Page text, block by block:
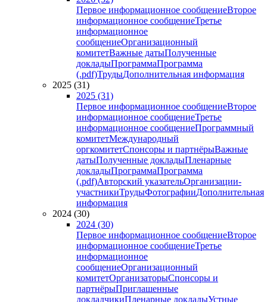
Первое информационное сообщениеВторое
информационное сообщениеТретье
информационное
сообщениеОрганизационный
комитетВажные датыПолученные
докладыПрограммаПрограмма
(.pdf)ТрудыДополнительная информация
2025 (31)
2025 (31)
Первое информационное сообщениеВторое
информационное сообщениеТретье
информационное сообщениеПрограммный
комитетМеждународный
оргкомитетСпонсоры и партнёрыВажные
датыПолученные докладыПленарные
докладыПрограммаПрограмма
(.pdf)Авторский указательОрганизации-
участникиТрудыФотографииДополнительная
информация
2024 (30)
2024 (30)
Первое информационное сообщениеВторое
информационное сообщениеТретье
информационное
сообщениеОрганизационный
комитетОрганизаторыСпонсоры и
партнёрыПриглашенные
докладчикиПленарные докладыУстные